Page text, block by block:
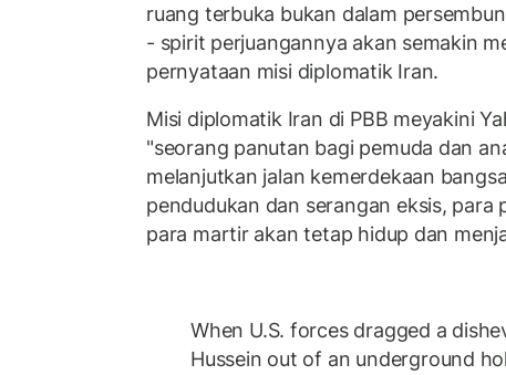
ruang terbuka bukan dalam
- spirit perjuangannya akan semakin
pernyataan misi diplomatik Iran.
Misi diplomatik Iran di PBB meyakini
"seorang panutan bagi pemuda dan
melanjutkan jalan kemerdekaan
pendudukan dan serangan eksis, para
para martir akan tetap hidup dan
When U.S. forces dragged a
Hussein out of an underground